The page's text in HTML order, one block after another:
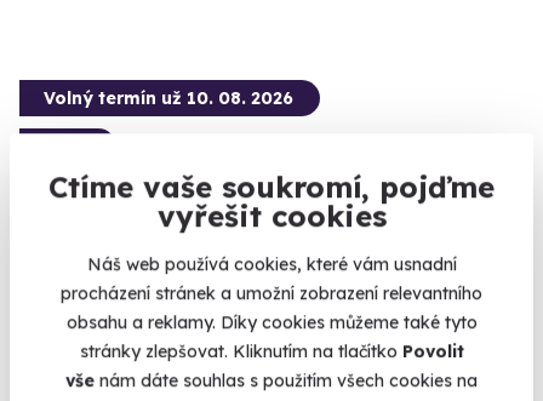
Ctíme vaše soukromí, pojďme
vyřešit cookies
Náš web používá cookies, které vám usnadní
procházení stránek a umožní zobrazení relevantního
obsahu a reklamy. Díky cookies můžeme také tyto
stránky zlepšovat. Kliknutím na tlačítko Povolit
vše nám dáte souhlas s použitím všech cookies na
9.8
Volný termín už 10. 08. 2026
Privátní let balónem
Let balónem jen pro vás a vaše blízké.